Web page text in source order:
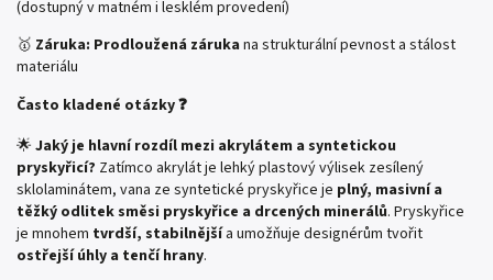
(dostupný v matném i lesklém provedení)
🥇 Záruka: Prodloužená záruka na strukturální pevnost a stálost
materiálu
Často kladené otázky ❓
🌟 Jaký je hlavní rozdíl mezi akrylátem a syntetickou
pryskyřicí? Zatímco akrylát je lehký plastový výlisek zesílený
sklolaminátem, vana ze syntetické pryskyřice je plný, masivní a
těžký odlitek směsi pryskyřice a drcených minerálů. Pryskyřice
je mnohem tvrdší, stabilnějšía umožňuje designérům tvořit
ostřejší úhly a tenčí hrany.